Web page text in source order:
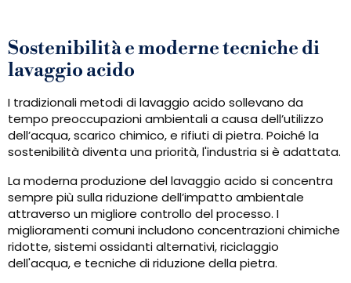
Sostenibilità e moderne tecniche di
lavaggio acido
I tradizionali metodi di lavaggio acido sollevano da
tempo preoccupazioni ambientali a causa dell’utilizzo
dell’acqua, scarico chimico, e rifiuti di pietra. Poiché la
sostenibilità diventa una priorità, l'industria si è adattata.
La moderna produzione del lavaggio acido si concentra
sempre più sulla riduzione dell’impatto ambientale
attraverso un migliore controllo del processo. I
miglioramenti comuni includono concentrazioni chimiche
ridotte, sistemi ossidanti alternativi, riciclaggio
dell'acqua, e tecniche di riduzione della pietra.